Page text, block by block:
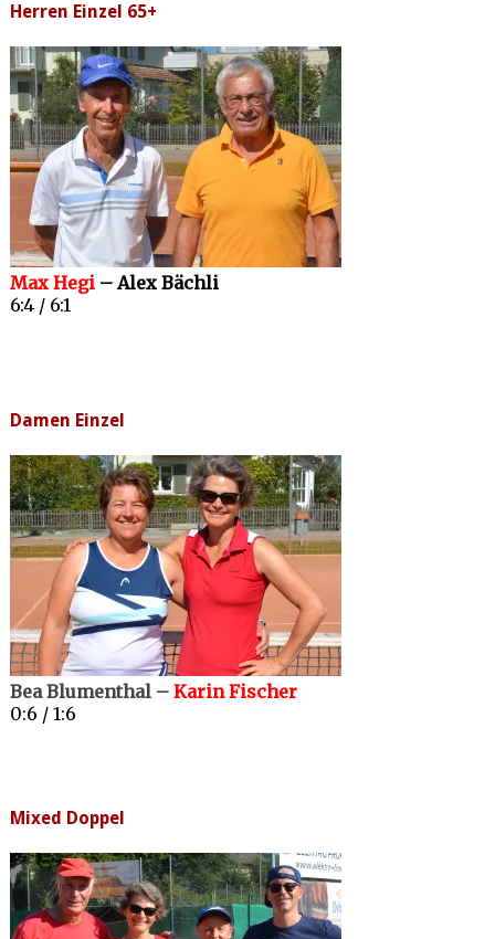
Herren Einzel 65+
Max Hegi – Alex Bächli
6:4 / 6:1
Damen Einzel
Bea Blumenthal – Karin Fischer
0:6 / 1:6
Mixed Doppel